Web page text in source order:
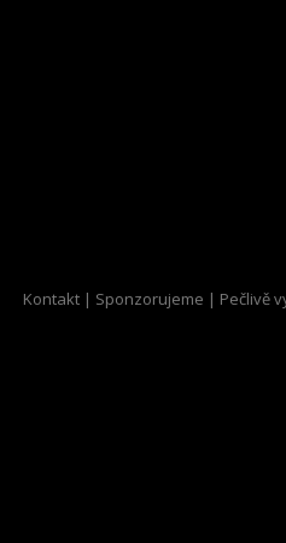
Kontakt | Sponzorujeme | Pečlivě